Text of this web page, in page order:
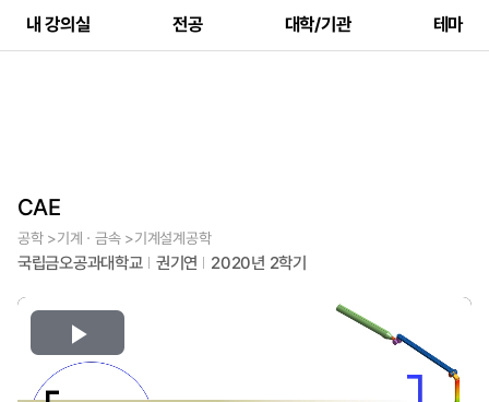
내 강의실 전공 대학/기관 테마
CAE
공학 >기계ㆍ금속 >기계설계공학
국립금오공과대학교 권기연 2020년 2학기
Play